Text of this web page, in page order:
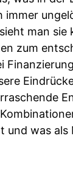
man sie
zum
was als